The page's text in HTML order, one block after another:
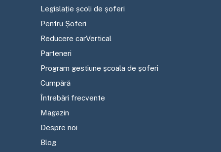
Legislație școli de șoferi
Pentru Șoferi
Reducere carVertical
Parteneri
Program gestiune școala de șoferi
Cumpără
Întrebări frecvente
Magazin
Despre noi
Blog